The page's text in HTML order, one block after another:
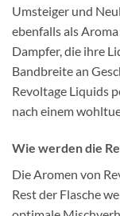
Umsteiger und
ebenfalls als
Dampfer, die ihre
Bandbreite an
Revoltage Liquids
nach einem
Wie werden die
Die Aromen von
Rest der Flasche